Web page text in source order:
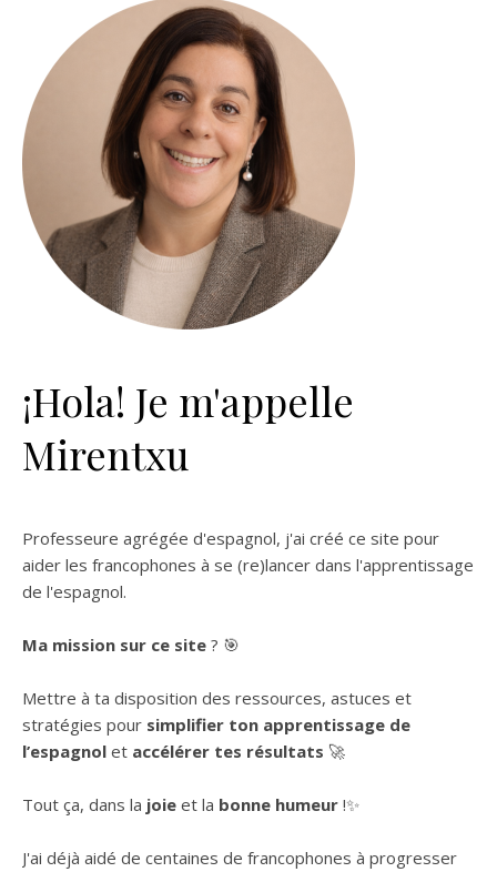
¡Hola! Je m'appelle
Mirentxu
Professeure agrégée d'espagnol, j'ai créé ce site pour
aider les francophones à se (re)lancer dans l'apprentissage
de l'espagnol.
Ma mission sur ce site ? 🎯
Mettre à ta disposition des ressources, astuces et
stratégies pour simplifier ton apprentissage de
l’espagnol et accélérer tes résultats 🚀
Tout ça, dans la joie et la bonne humeur !✨
J'ai déjà aidé de centaines de francophones à progresser